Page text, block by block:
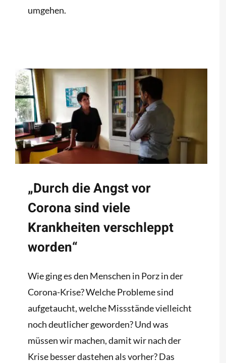
umgehen.
„Durch die Angst vor
Corona sind viele
Krankheiten verschleppt
worden“
Wie ging es den Menschen in Porz in der
Corona-Krise? Welche Probleme sind
aufgetaucht, welche Missstände vielleicht
noch deutlicher geworden? Und was
müssen wir machen, damit wir nach der
Krise besser dastehen als vorher? Das